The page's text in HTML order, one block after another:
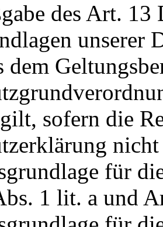
des Art.
unserer
dem
sofern die
für
1 lit. a und